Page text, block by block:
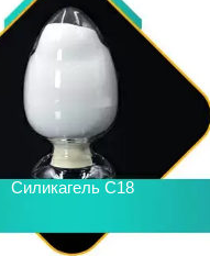
Силикагель C18